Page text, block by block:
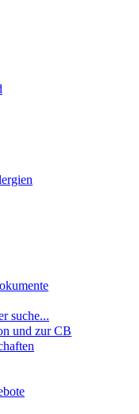
suche...
und zur CB